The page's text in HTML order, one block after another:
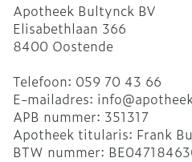
Apotheek Bultynck BV
Elisabethlaan 366
8400 Oostende
Telefoon: 059 70 43 66
E-mailadres: info@
APB nummer: 351317
Apotheek titularis: Frank
BTW nummer: